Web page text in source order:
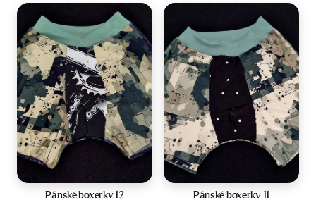
Velikost:
Pánské boxerky 12 Pánské boxerky 11